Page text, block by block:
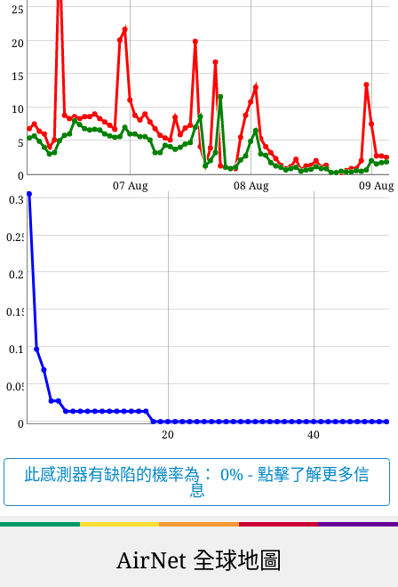
0
5
10
15
20
25
07 Aug 08 Aug 09 Aug
0
0.05
0.1
0.15
0.2
0.25
0.3
20 40
此感測器有缺陷的機率為： 0% - 點擊了解更多信
息
AirNet 全球地圖